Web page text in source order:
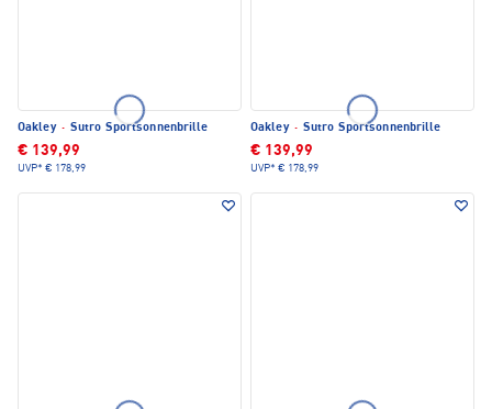
Oakley · Sutro Sportsonnenbrille
€ 139,99
UVP* € 178,99
Oakley · Sutro Sportsonnenbrille
€ 139,99
UVP* € 178,99